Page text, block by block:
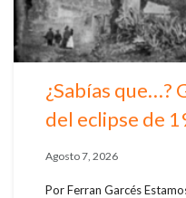
¿Sabías que…?
del eclipse de
Agosto 7, 2026
Por Ferran Garcés